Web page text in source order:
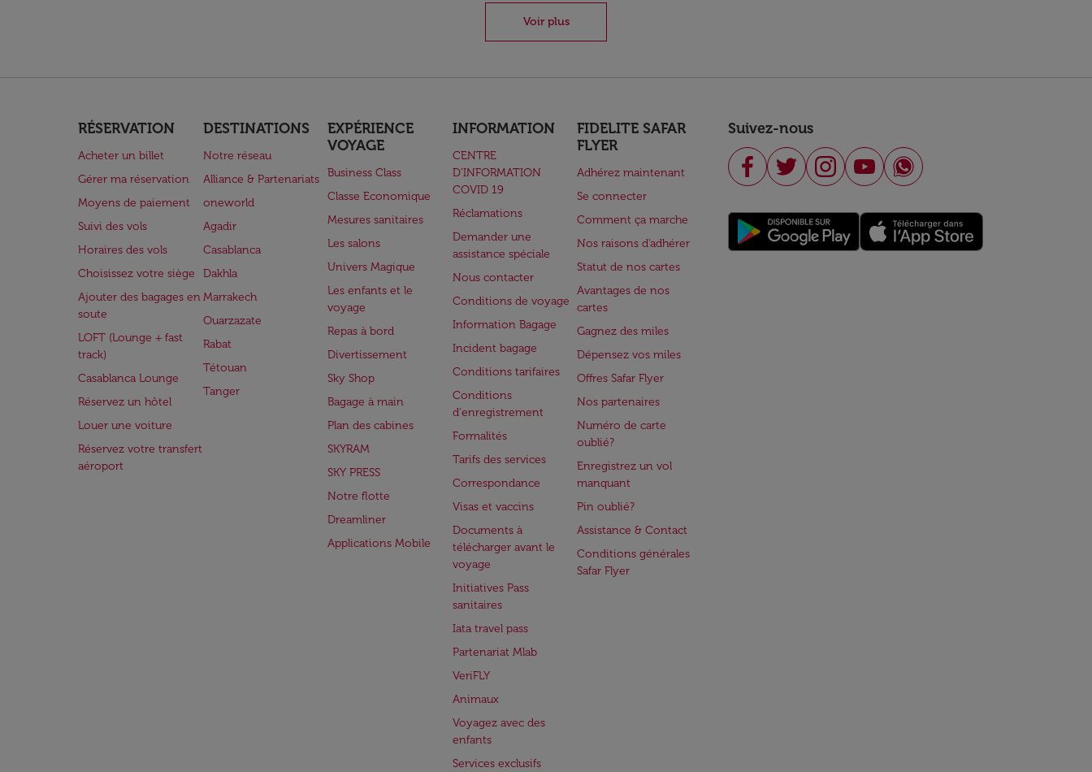
Voir plus
RÉSERVATION
Acheter un billet
Gérer ma réservation
Moyens de paiement
Suivi des vols
Horaires des vols
Choisissez votre siège
Ajouter des bagages en
soute
LOFT (Lounge + fast
track)
Casablanca Lounge
Réservez un hôtel
Louer une voiture
Réservez votre transfert
aéroport
DESTINATIONS
Notre réseau
Alliance & Partenariats
oneworld
Agadir
Casablanca
Dakhla
Marrakech
Ouarzazate
Rabat
Tétouan
Tanger
EXPÉRIENCE
VOYAGE
Business Class
Classe Economique
Mesures sanitaires
Les salons
Univers Magique
Les enfants et le
voyage
Repas à bord
Divertissement
Sky Shop
Bagage à main
Plan des cabines
SKYRAM
SKY PRESS
Notre flotte
Dreamliner
Applications Mobile
INFORMATION
CENTRE
D’INFORMATION
COVID 19
Réclamations
Demander une
assistance spéciale
Nous contacter
Conditions de voyage
Information Bagage
Incident bagage
Conditions tarifaires
Conditions
d'enregistrement
Formalités
Tarifs des services
Correspondance
Visas et vaccins
Documents à
télécharger avant le
voyage
Initiatives Pass
sanitaires
Iata travel pass
Partenariat Mlab
VeriFLY
Animaux
Voyagez avec des
enfants
Services exclusifs
FIDELITE SAFAR
FLYER
Adhérez maintenant
Se connecter
Comment ça marche
Nos raisons d'adhérer
Statut de nos cartes
Avantages de nos
cartes
Gagnez des miles
Dépensez vos miles
Offres Safar Flyer
Nos partenaires
Numéro de carte
oublié?
Enregistrez un vol
manquant
Pin oublié?
Assistance & Contact
Conditions générales
Safar Flyer
Suivez-nous